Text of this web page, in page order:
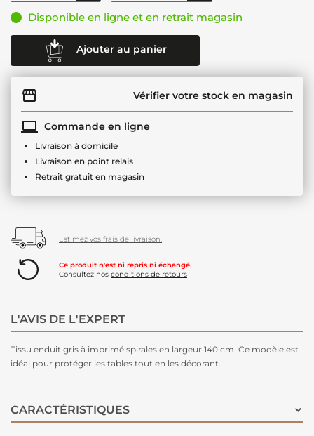
Disponible en ligne et en retrait magasin
Ajouter au panier
Vérifier votre stock en magasin
Commande en ligne
Livraison à domicile
Livraison en point relais
Retrait gratuit en magasin
Estimez vos frais de livraison.
Ce produit n'est ni repris ni échangé.
Consultez nos conditions de retours
L'AVIS DE L'EXPERT
Tissu enduit gris à imprimé spirales en largeur 140 cm. Ce modèle est
idéal pour protéger les tables tout en les décorant.
CARACTÉRISTIQUES